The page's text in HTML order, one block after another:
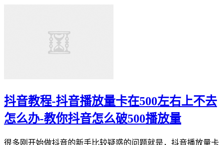
抖音教程-抖音播放量卡在500左右上不去
怎么办-教你抖音怎么破500播放量
很多刚开始做抖音的新手比较疑惑的问题就是，抖音播放量卡